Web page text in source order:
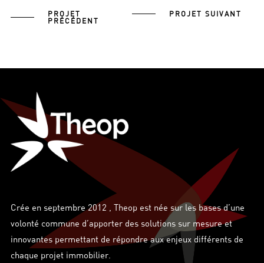
PROJET
PRÉCÉDENT
PROJET SUIVANT
Crée en septembre 2012 , Theop est née sur les bases d’une
volonté commune d’apporter des solutions sur mesure et
innovantes permettant de répondre aux enjeux différents de
chaque projet immobilier.